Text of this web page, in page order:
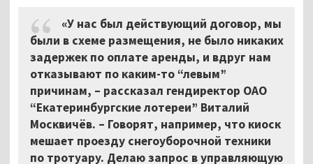
«У нас был действующий договор, мы
были в схеме размещения, не было никаких
задержек по оплате аренды, и вдруг нам
отказывают по каким-то “левым”
причинам, – рассказал гендиректор ОАО
“Екатеринбургские лотереи” Виталий
Москвичёв. – Говорят, например, что киоск
мешает проезду снегоуборочной техники
по тротуару. Делаю запрос в управляющую